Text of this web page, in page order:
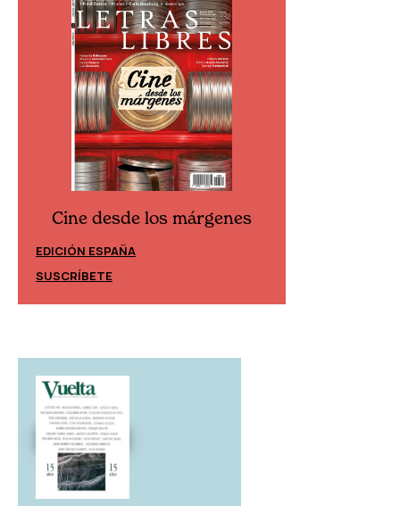
Cine desde los márgenes
EDICIÓN ESPAÑA
SUSCRÍBETE